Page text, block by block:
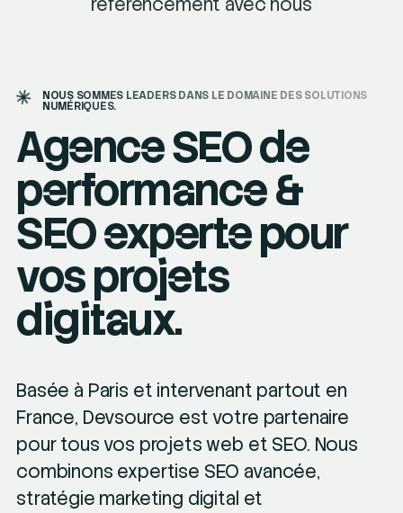
NOUS SOMMES LEADERS DANS LE DOMAINE DES SOLUTIONS
NUMÉRIQUES.
Agence SEO de
performance &
SEO experte pour
vos projets
digitaux.
Basée à Paris et intervenant partout en
France, Devsource est votre partenaire
pour tous vos projets web et SEO. Nous
combinons expertise SEO avancée,
stratégie marketing digital et